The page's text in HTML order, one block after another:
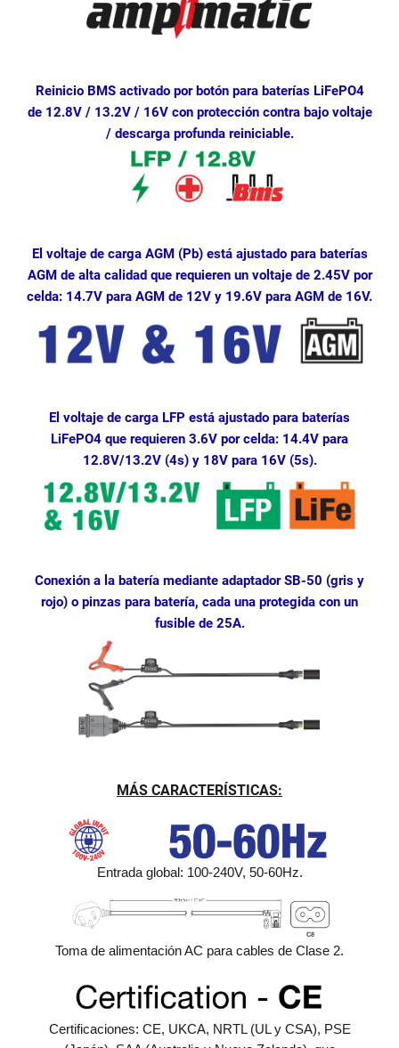
Reinicio BMS activado por botón para baterías LiFePO4
de 12.8V / 13.2V / 16V con protección contra bajo voltaje
/ descarga profunda reiniciable.
El voltaje de carga AGM (Pb) está ajustado para baterías
AGM de alta calidad que requieren un voltaje de 2.45V por
celda: 14.7V para AGM de 12V y 19.6V para AGM de 16V.
El voltaje de carga LFP está ajustado para baterías
LiFePO4 que requieren 3.6V por celda: 14.4V para
12.8V/13.2V (4s) y 18V para 16V (5s).
Conexión a la batería mediante adaptador SB-50 (gris y
rojo) o pinzas para batería, cada una protegida con un
fusible de 25A.
MÁS CARACTERÍSTICAS:
Entrada global: 100-240V, 50-60Hz.
Toma de alimentación AC para cables de Clase 2.
Certificaciones: CE, UKCA, NRTL (UL y CSA), PSE